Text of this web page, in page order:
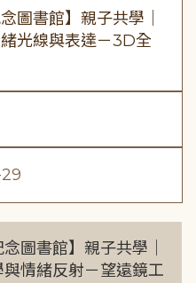
圖書館】親子共學｜
光線與表達－3D全
圖書館】親子共學｜
情緒反射－望遠鏡工